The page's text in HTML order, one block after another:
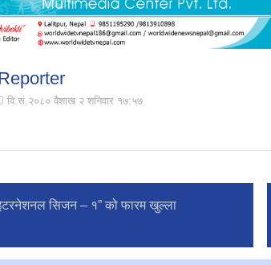
वि.सं.२०८० वैशाख २ शनिवार १७:५७
सिजन – १” को फारम खुल्ला